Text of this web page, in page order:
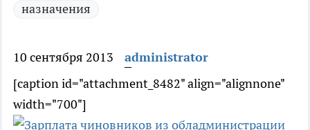
назначения
10 сентября 2013
administrator
[caption id="attachment_8482" align="alignnone"
width="700"]